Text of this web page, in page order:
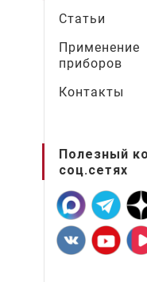
Статьи
Применение
приборов
Контакты
Полезный
соц.сетях